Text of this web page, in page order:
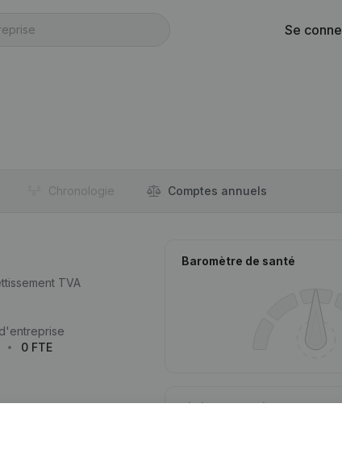
Se
Chronologie Comptes annuels
TVA
0 FTE
Baromètre de santé
Limite de crédit